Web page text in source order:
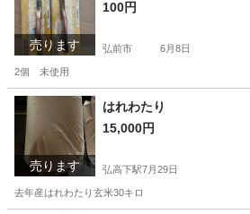
売ります
100円
弘前市 6月8日
2個 未使用
青森 弘前市 家電
売ります
はれわたり
15,000円
弘高下駅7月29日
去年産はれわたり玄米30キロ